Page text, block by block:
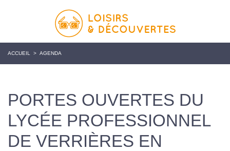
ACCUEIL > AGENDA
PORTES OUVERTES DU
LYCÉE PROFESSIONNEL
DE VERRIÈRES EN